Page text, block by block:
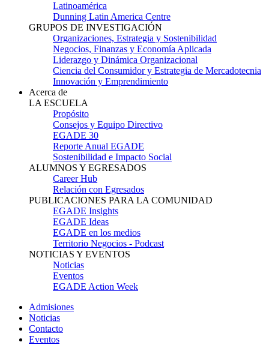
Latinoamérica
Dunning Latin America Centre
GRUPOS DE INVESTIGACIÓN
Organizaciones, Estrategia y Sostenibilidad
Negocios, Finanzas y Economía Aplicada
Liderazgo y Dinámica Organizacional
Ciencia del Consumidor y Estrategia de Mercadotecnia
Innovación y Emprendimiento
Acerca de
LA ESCUELA
Propósito
Consejos y Equipo Directivo
EGADE 30
Reporte Anual EGADE
Sostenibilidad e Impacto Social
ALUMNOS Y EGRESADOS
Career Hub
Relación con Egresados
PUBLICACIONES PARA LA COMUNIDAD
EGADE Insights
EGADE Ideas
EGADE en los medios
Territorio Negocios - Podcast
NOTICIAS Y EVENTOS
Noticias
Eventos
EGADE Action Week
Admisiones
Noticias
Contacto
Eventos